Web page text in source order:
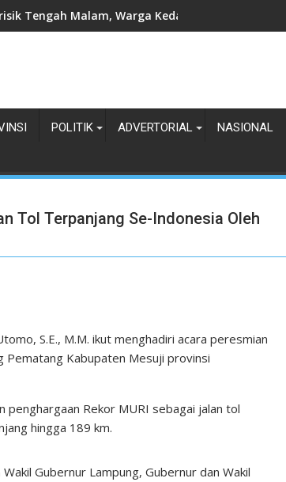
Resmi Buka Program Lampung Timur Berhaji
POLITIK ADVERTORIAL NASIONAL
Tol Terpanjang Se-Indonesia Oleh
S.E., M.M. ikut menghadiri acara peresmian
Pematang Kabupaten Mesuji provinsi
Rekor MURI sebagai jalan tol
hingga 189 km.
Gubernur Lampung, Gubernur dan Wakil